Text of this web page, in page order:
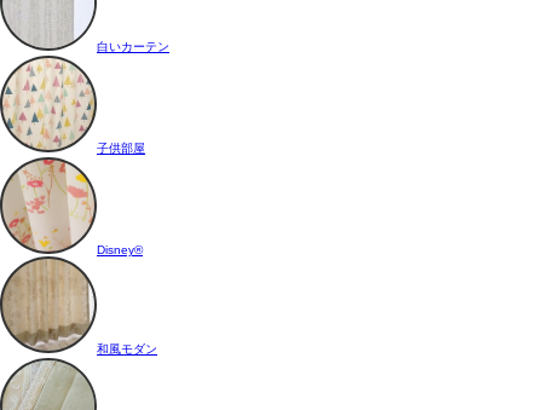
白いカーテン
子供部屋
Disney®
和風モダン